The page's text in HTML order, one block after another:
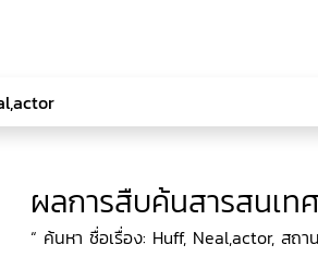
ผลการสืบค้นสารสนเทศ
“ ค้นหา ชื่อเรื่อง: Huff, Neal,actor, สถ